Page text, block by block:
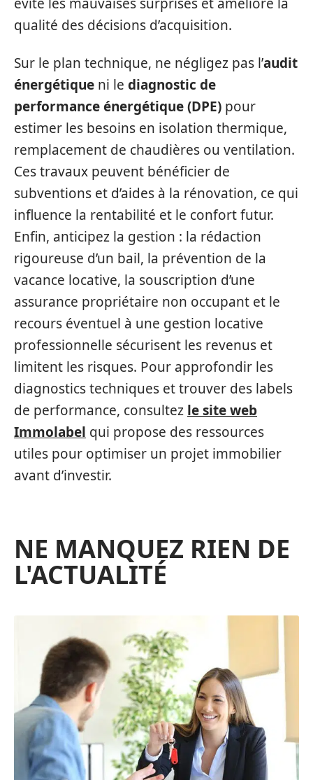
qualité des décisions d’acquisition.
Sur le plan technique, ne négligez pas l’audit
énergétique ni le diagnostic de
performance énergétique (DPE) pour
estimer les besoins en isolation thermique,
remplacement de chaudières ou ventilation.
Ces travaux peuvent bénéficier de
subventions et d’aides à la rénovation, ce qui
influence la rentabilité et le confort futur.
Enfin, anticipez la gestion : la rédaction
rigoureuse d’un bail, la prévention de la
vacance locative, la souscription d’une
assurance propriétaire non occupant et le
recours éventuel à une gestion locative
professionnelle sécurisent les revenus et
limitent les risques. Pour approfondir les
diagnostics techniques et trouver des labels
de performance, consultez le site web
Immolabel qui propose des ressources
utiles pour optimiser un projet immobilier
avant d’investir.
NE MANQUEZ RIEN DE
L'ACTUALITÉ